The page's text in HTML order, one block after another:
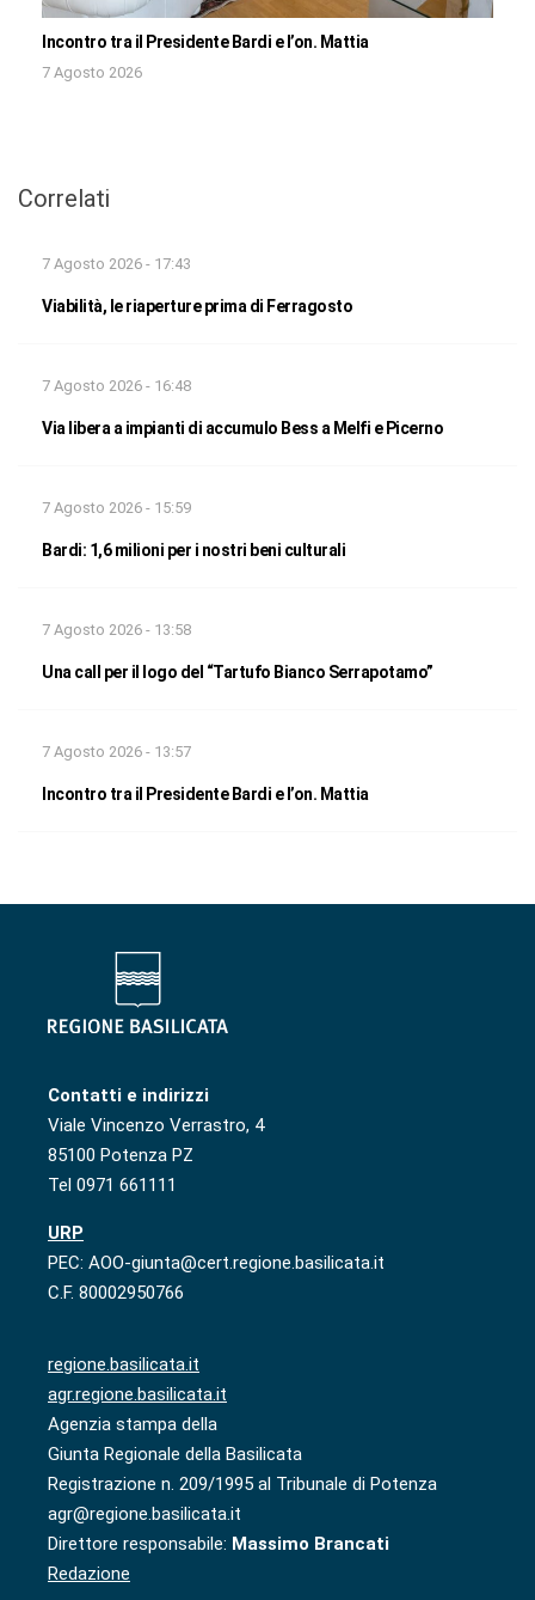
Incontro tra il Presidente Bardi e l’on. Mattia
7 Agosto 2026
Correlati
7 Agosto 2026 - 17:43
Viabilità, le riaperture prima di Ferragosto
7 Agosto 2026 - 16:48
Via libera a impianti di accumulo Bess a Melfi e Picerno
7 Agosto 2026 - 15:59
Bardi: 1,6 milioni per i nostri beni culturali
7 Agosto 2026 - 13:58
Una call per il logo del “Tartufo Bianco Serrapotamo”
7 Agosto 2026 - 13:57
Incontro tra il Presidente Bardi e l’on. Mattia
Contatti e indirizzi
Viale Vincenzo Verrastro, 4
85100 Potenza PZ
Tel 0971 661111
URP
PEC: AOO-giunta@cert.regione.basilicata.it
C.F. 80002950766
regione.basilicata.it
agr.regione.basilicata.it
Agenzia stampa della
Giunta Regionale della Basilicata
Registrazione n. 209/1995 al Tribunale di Potenza
agr@regione.basilicata.it
Direttore responsabile: Massimo Brancati
Redazione